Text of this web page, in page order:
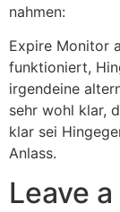
nahmen:
Expire Monitor
funktioniert,
irgendeine
sehr wohl klar,
klar sei
Anlass.
Leave